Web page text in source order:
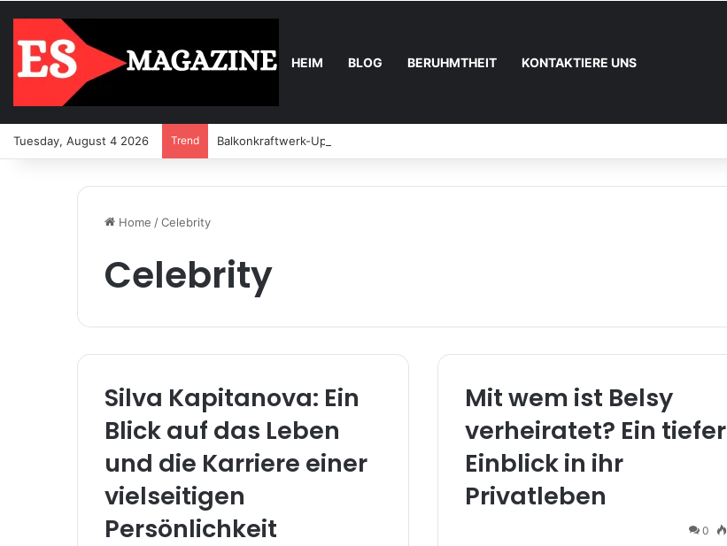
HEIM BLOG BERUHMTHEIT KONTAKTIERE UNS
Tuesday, August 4 2026 Trend Balkonkraftwerk-Upgrade: Wann und wie registrieren
Home /Celebrity
Celebrity
Silva Kapitanova: Ein
Blick auf das Leben
und die Karriere einer
vielseitigen
Persönlichkeit
Mit wem ist Belsy
verheiratet? Ein tiefer
Einblick in ihr
Privatleben
0